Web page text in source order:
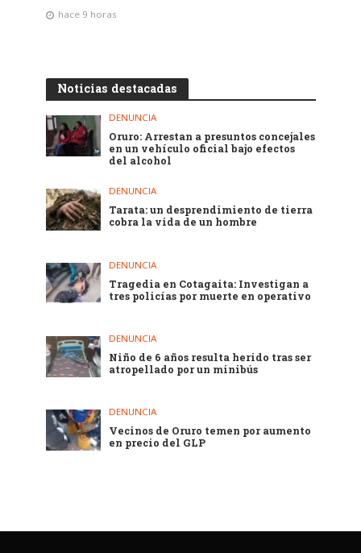
hace 9 horas
Noticias destacadas
DENUNCIA
Oruro: Arrestan a presuntos concejales
en un vehículo oficial bajo efectos
del alcohol
DENUNCIA
Tarata: un desprendimiento de tierra
cobra la vida de un hombre
DENUNCIA
Tragedia en Cotagaita: Investigan a
tres policías por muerte en operativo
DENUNCIA
Niño de 6 años resulta herido tras ser
atropellado por un minibús
DENUNCIA
Vecinos de Oruro temen por aumento
en precio del GLP